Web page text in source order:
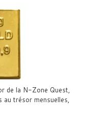
de la N-Zone Quest,
au trésor mensuelles,